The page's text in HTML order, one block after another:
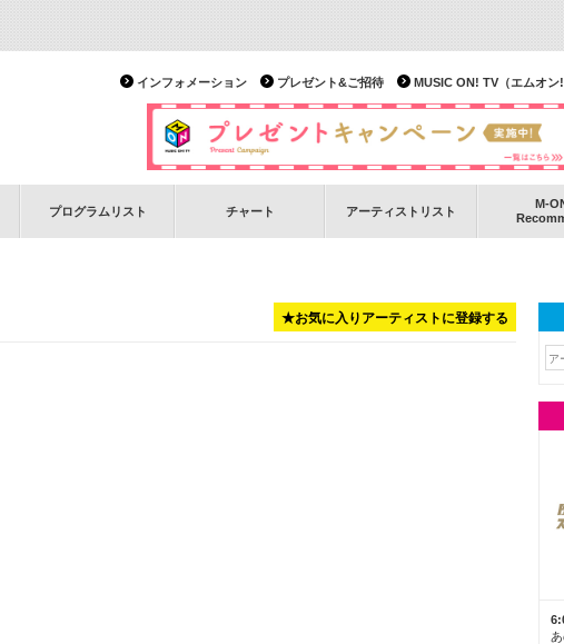
MUSIC ON! TV（エムオン
プレゼント&ご招待
インフォメーション
プログラムリスト チャート アーティストリスト
M-
★お気に入りアーティストに登録する